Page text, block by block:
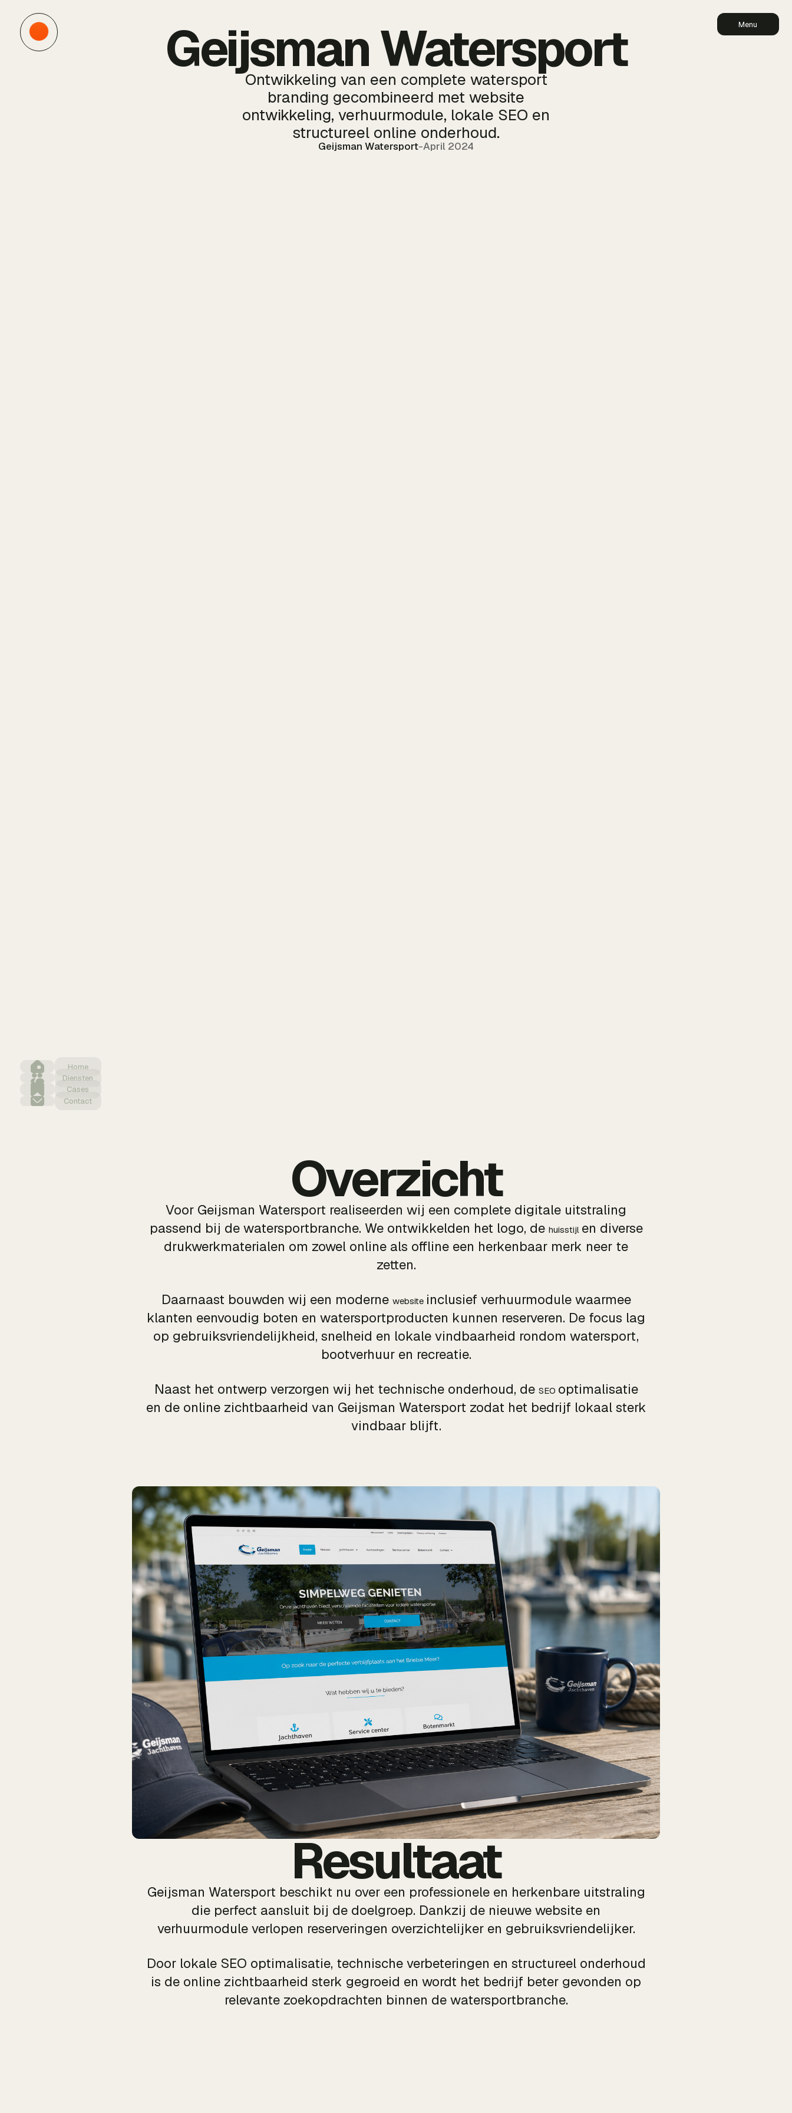
Home
Diensten
Cases
Contact
Menu
Geijsman Watersport
Ontwikkeling van een complete watersport
branding gecombineerd met website
ontwikkeling, verhuurmodule, lokale SEO en
structureel online onderhoud.
Geijsman Watersport-April 2024
Overzicht
Voor Geijsman Watersport realiseerden wij een complete digitale uitstraling
passend bij de watersportbranche. We ontwikkelden het logo, de huisstijl en diverse
drukwerkmaterialen om zowel online als offline een herkenbaar merk neer te
zetten.
Daarnaast bouwden wij een moderne website inclusief verhuurmodule waarmee
klanten eenvoudig boten en watersportproducten kunnen reserveren. De focus lag
op gebruiksvriendelijkheid, snelheid en lokale vindbaarheid rondom watersport,
bootverhuur en recreatie.
Naast het ontwerp verzorgen wij het technische onderhoud, de SEO optimalisatie
en de online zichtbaarheid van Geijsman Watersport zodat het bedrijf lokaal sterk
vindbaar blijft.
Resultaat
Geijsman Watersport beschikt nu over een professionele en herkenbare uitstraling
die perfect aansluit bij de doelgroep. Dankzij de nieuwe website en
verhuurmodule verlopen reserveringen overzichtelijker en gebruiksvriendelijker.
Door lokale SEO optimalisatie, technische verbeteringen en structureel onderhoud
is de online zichtbaarheid sterk gegroeid en wordt het bedrijf beter gevonden op
relevante zoekopdrachten binnen de watersportbranche.